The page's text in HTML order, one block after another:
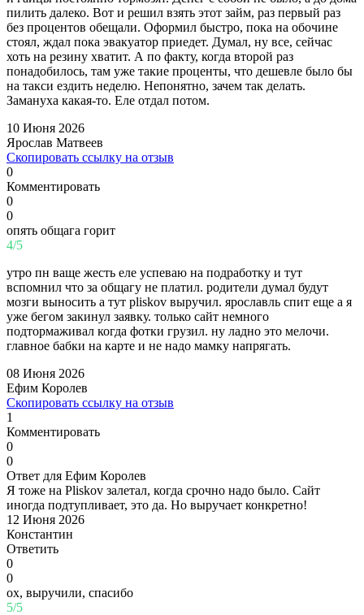
пилить далеко. Вот и решил взять этот займ, раз первый раз
без процентов обещали. Оформил быстро, пока на обочине
стоял, ждал пока эвакуатор приедет. Думал, ну все, сейчас
хоть на резину хватит. А по факту, когда второй раз
понадобилось, там уже такие проценты, что дешевле было бы
на такси ездить неделю. Непонятно, зачем так делать.
Замануха какая-то. Еле отдал потом.
10 Июня 2026
Ярослав Матвеев
Скопировать ссылку на отзыв
0
Комментировать
0
0
опять общага горит
4/5
утро пн ваще жесть еле успеваю на подработку и тут
вспомнил что за общагу не платил. родители думал будут
мозги выносить а тут pliskov выручил. ярославль спит еще а я
уже бегом закинул заявку. только сайт немного
подтормаживал когда фотки грузил. ну ладно это мелочи.
главное бабки на карте и не надо мамку напрягать.
08 Июня 2026
Ефим Королев
Скопировать ссылку на отзыв
1
Комментировать
0
0
Ответ для Ефим Королев
Я тоже на Pliskov залетал, когда срочно надо было. Сайт
иногда подтупливает, это да. Но выручает конкретно!
12 Июня 2026
Константин
Ответить
0
0
ох, выручили, спасибо
5/5